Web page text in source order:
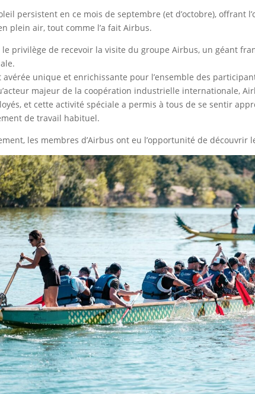
persistent en ce mois de septembre (et d’octobre), offrant
plein air, tout comme l’a fait Airbus.
le privilège de recevoir la visite du groupe Airbus, un géant
avérée unique et enrichissante pour l’ensemble des
majeur de la coopération industrielle internationale,
et cette activité spéciale a permis à tous de se sentir
de travail habituel.
les membres d’Airbus ont eu l’opportunité de découvrir